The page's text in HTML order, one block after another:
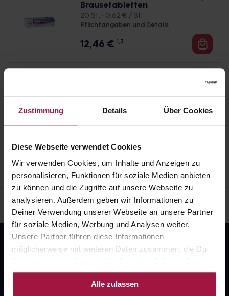
Zustimmung Details Über Cookies
Diese Webseite verwendet Cookies
Wir verwenden Cookies, um Inhalte und Anzeigen zu
personalisieren, Funktionen für soziale Medien anbieten
zu können und die Zugriffe auf unsere Webseite zu
analysieren. Außerdem geben wir Informationen zu
Deiner Verwendung unserer Webseite an unsere Partner
für soziale Medien, Werbung und Analysen weiter.
Unsere Partner führen diese Informationen
möglicherweise mit weiteren Daten zusammen, die Du
ihnen bereitgestellt hast oder die sie im Rahmen Deiner
Nutzung der Dienste gesammelt haben.
Alle zulassen
Kleinkindern und älteren Menschen auf eine
gewissenhafte Dosierung. Im Zweifelsfalle fragen
Sie Ihren Arzt oder Apotheker nach etwaigen
Auswirkungen oder Vorsichtsmaßnahmen.
Angaben der Packungsbeilage abweichen. Da der
Arzt sie individuell abstimmt, sollten Sie das
Arzneimittel daher nach seinen Anweisungen
anwenden.
schon einige Zeit zurückliegt.
Brausetabletten
20 St. • 0,62 € / St.
Pflichtangaben und Details
12,46 € 1, 3
20 St. • 0,35 € / St.
Pflichtangaben und Details